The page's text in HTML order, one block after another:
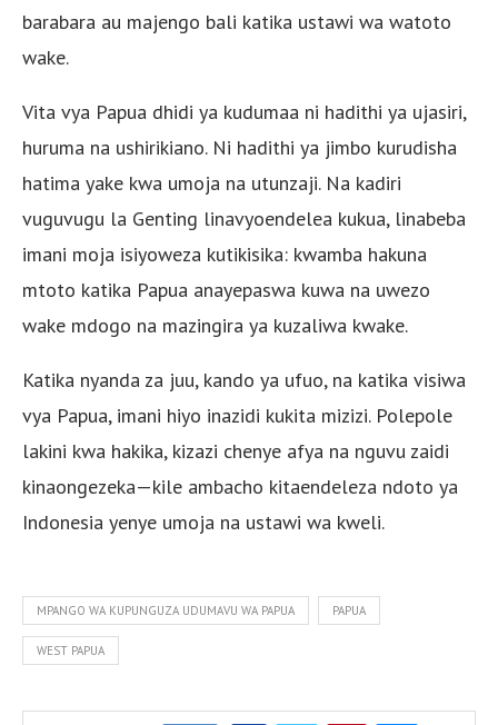
barabara au majengo bali katika ustawi wa watoto
wake.
Vita vya Papua dhidi ya kudumaa ni hadithi ya ujasiri,
huruma na ushirikiano. Ni hadithi ya jimbo kurudisha
hatima yake kwa umoja na utunzaji. Na kadiri
vuguvugu la Genting linavyoendelea kukua, linabeba
imani moja isiyoweza kutikisika: kwamba hakuna
mtoto katika Papua anayepaswa kuwa na uwezo
wake mdogo na mazingira ya kuzaliwa kwake.
Katika nyanda za juu, kando ya ufuo, na katika visiwa
vya Papua, imani hiyo inazidi kukita mizizi. Polepole
lakini kwa hakika, kizazi chenye afya na nguvu zaidi
kinaongezeka—kile ambacho kitaendeleza ndoto ya
Indonesia yenye umoja na ustawi wa kweli.
MPANGO WA KUPUNGUZA UDUMAVU WA PAPUA PAPUA
WEST PAPUA